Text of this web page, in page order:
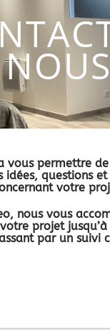
NOUS
vous permettre
idées, questions
votre
nous vous
projet
par un suivi